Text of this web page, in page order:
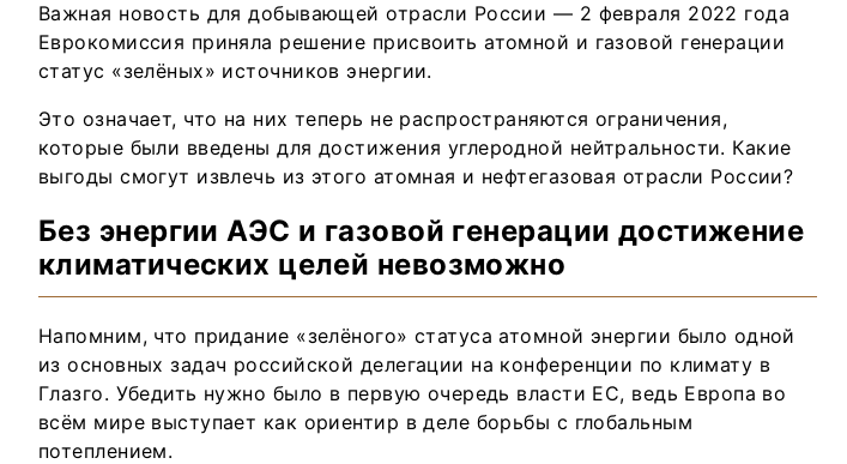
Интервью
Каталог компаний
Важная новость для добывающей отрасли России — 2 февраля 2022 года
Еврокомиссия приняла решение присвоить атомной и газовой генерации
статус «зелёных» источников энергии.
Это означает, что на них теперь не распространяются ограничения,
которые были введены для достижения углеродной нейтральности. Какие
выгоды смогут извлечь из этого атомная и нефтегазовая отрасли России?
Без энергии АЭС и газовой генерации достижение
климатических целей невозможно
Напомним, что придание «зелёного» статуса атомной энергии было одной
из основных задач российской делегации на конференции по климату в
Глазго. Убедить нужно было в первую очередь власти ЕС, ведь Европа во
всём мире выступает как ориентир в деле борьбы с глобальным
потеплением.